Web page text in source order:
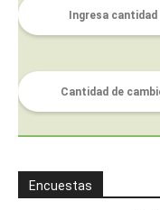
Encuestas